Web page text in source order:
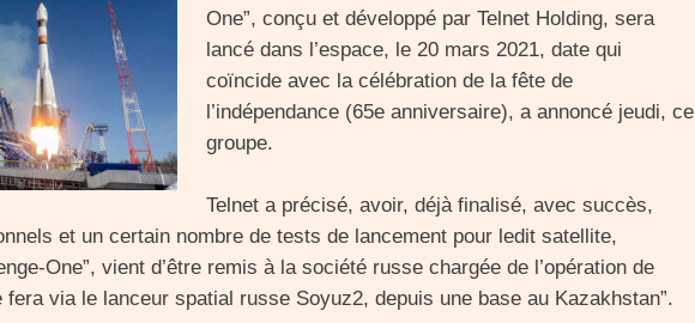
One”, conçu et développé par Telnet Holding, sera
lancé dans l’espace, le 20 mars 2021, date qui
coïncide avec la célébration de la fête de
l’indépendance (65e anniversaire), a annoncé jeudi, ce
groupe.
Telnet a précisé, avoir, déjà finalisé, avec succès,
et un certain nombre de tests de lancement pour ledit satellite,
One”, vient d’être remis à la société russe chargée de l’opération de
fera via le lanceur spatial russe Soyuz2, depuis une base au Kazakhstan”.